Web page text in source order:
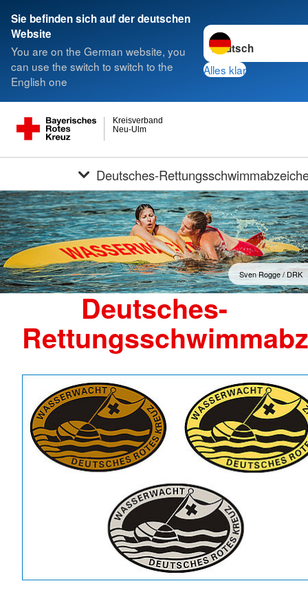
Sie befinden sich auf der deutschen
Website
You are on the German website, you
can use the switch to switch to the
English one
Sprache wechseln zu
Alles klar
Neu-Ulm
Kreisverband
Deutsches-
Sven Rogge / DRK
Deutsches-